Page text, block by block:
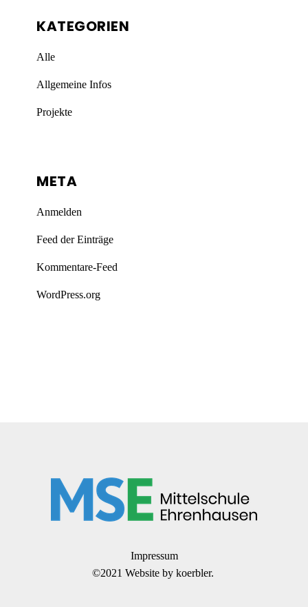
KATEGORIEN
Alle
Allgemeine Infos
Projekte
META
Anmelden
Feed der Einträge
Kommentare-Feed
WordPress.org
Impressum
©2021 Website by koerbler.